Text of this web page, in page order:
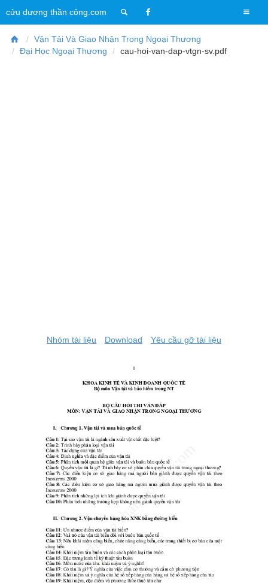
T
o
cửu dương thần công.com
Vận Tải Và Giao Nhận Trong Ngoại Thương
Đại Học Ngoại Thương
cau-hoi-van-dap-vtgn-sv.pdf
Nhóm tài liệu Download Yêu cầu gỡ tài liệu